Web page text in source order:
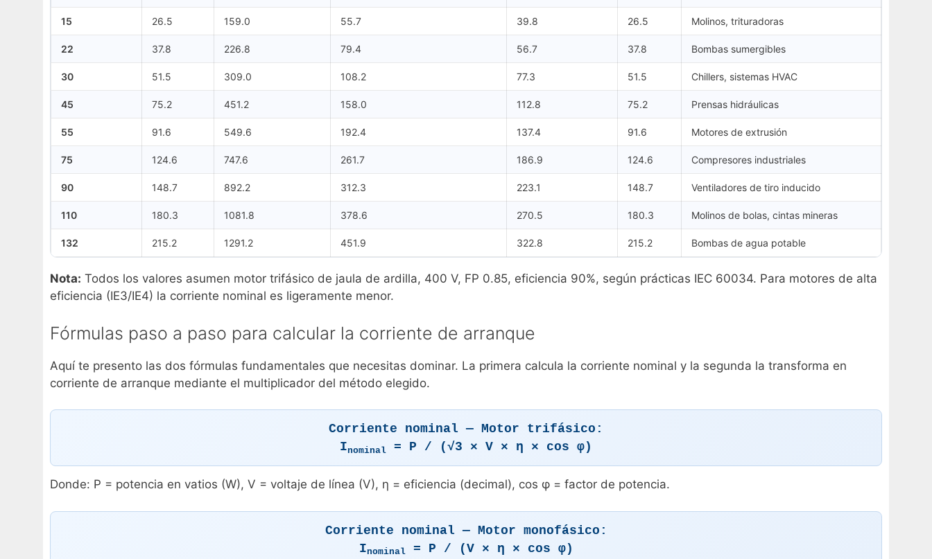
15 26.5 159.0 55.7 39.8 26.5 Molinos, trituradoras
22 37.8 226.8 79.4 56.7 37.8 Bombas sumergibles
30 51.5 309.0 108.2 77.3 51.5 Chillers, sistemas HVAC
45 75.2 451.2 158.0 112.8 75.2 Prensas hidráulicas
55 91.6 549.6 192.4 137.4 91.6 Motores de extrusión
75 124.6 747.6 261.7 186.9 124.6 Compresores industriales
90 148.7 892.2 312.3 223.1 148.7 Ventiladores de tiro inducido
110 180.3 1081.8 378.6 270.5 180.3 Molinos de bolas, cintas mineras
132 215.2 1291.2 451.9 322.8 215.2 Bombas de agua potable
Nota: Todos los valores asumen motor trifásico de jaula de ardilla, 400 V, FP 0.85, eficiencia 90%, según prácticas IEC 60034. Para motores de alta
eficiencia (IE3/IE4) la corriente nominal es ligeramente menor.
Fórmulas paso a paso para calcular la corriente de arranque
Aquí te presento las dos fórmulas fundamentales que necesitas dominar. La primera calcula la corriente nominal y la segunda la transforma en
corriente de arranque mediante el multiplicador del método elegido.
Corriente nominal — Motor trifásico:
Inominal = P / (√3 × V × η × cos φ)
Donde: P = potencia en vatios (W), V = voltaje de línea (V), η = eficiencia (decimal), cos φ = factor de potencia.
Corriente nominal — Motor monofásico:
Inominal = P / (V × η × cos φ)